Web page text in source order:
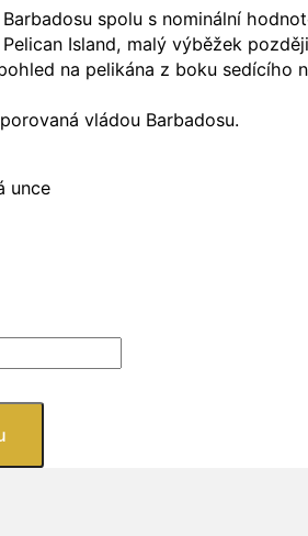
spolu s nominální
Island, malý výběžek
na pelikána z boku sedícího
vládou Barbadosu.
unce